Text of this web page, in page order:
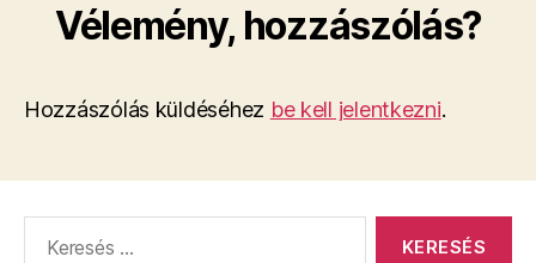
Vélemény, hozzászólás?
Hozzászólás küldéséhez be kell jelentkezni.